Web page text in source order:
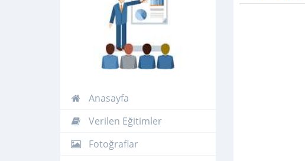
Anasayfa
Verilen Eğitimler
Fotoğraflar